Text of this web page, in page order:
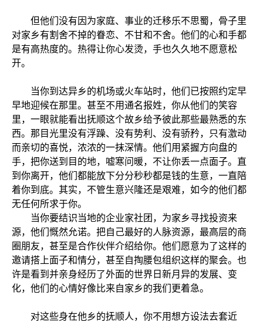
但他们没有因为家庭、事业的迁移乐不思蜀，骨子里
对家乡有割舍不掉的眷恋、不甘和不舍。他们的心和手都
是有高热度的。热得让你心发烫，手也久久地不愿意松
开。
当你到达异乡的机场或火车站时，他们已按照约定早
早地迎候在那里。甚至不用通名报姓，你从他们的笑容
里，一眼就能看出抚顺这个故乡给予彼此那些最熟悉的东
西。那目光里没有浮躁、没有势利、没有骄矜，只有激动
而亲切的喜悦，浓浓的一抹深情。他们用紧握方向盘的
手，把你送到目的地，嘘寒问暖，不让你丢一点面子。直
到你离开，他们都能放下分分秒秒都是钱的生意，一直陪
着你到底。其实，不管生意兴隆还是艰难，如今的他们都
无任何所求于你。
当你要结识当地的企业家社团，为家乡寻找投资来
源，他们慨然允诺。把自己最好的人脉资源，最高层的商
圈朋友，甚至是合作伙伴介绍给你。他们愿意为了这样的
邀请搭上面子和情分，甚至自掏腰包组织这样的聚会。也
许是看到并亲身经历了外面的世界日新月异的发展、变
化，他们的心情好像比来自家乡的我们更着急。
对这些身在他乡的抚顺人，你不用想方设法去套近